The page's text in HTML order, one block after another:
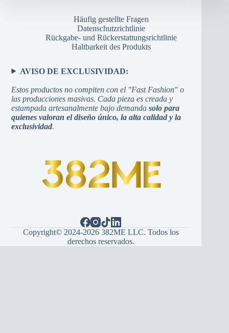
Häufig gestellte Fragen
Datenschutzrichtlinie
Rückgabe- und Rückerstattungsrichtlinie
Haltbarkeit des Produkts
AVISO DE EXCLUSIVIDAD:
Estos productos no compiten con el "Fast Fashion" o
las producciones masivas. Cada pieza es creada y
estampada artesanalmente bajo demandasolo para
quienes valoran el diseño único, la alta calidad y la
exclusividad.
Copyright© 2024-2026 382ME LLC. Todos los
derechos reservados.